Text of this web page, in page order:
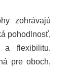
zohrávajú
pohodlnosť,
flexibilitu.
pre oboch,